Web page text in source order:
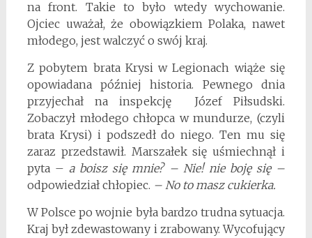
na front. Takie to było wtedy wychowanie.
Ojciec uważał, że obowiązkiem Polaka, nawet
młodego, jest walczyć o swój kraj.
Z pobytem brata Krysi w Legionach wiąże się
opowiadana później historia. Pewnego dnia
przyjechał na inspekcję Józef Piłsudski.
Zobaczył młodego chłopca w mundurze, (czyli
brata Krysi) i podszedł do niego. Ten mu się
zaraz przedstawił. Marszałek się uśmiechnął i
pyta –a boisz się mnie? – Nie! nie boję się –
odpowiedział chłopiec. – No to masz cukierka.
W Polsce po wojnie była bardzo trudna sytuacja.
Kraj był zdewastowany i zrabowany. Wycofujący